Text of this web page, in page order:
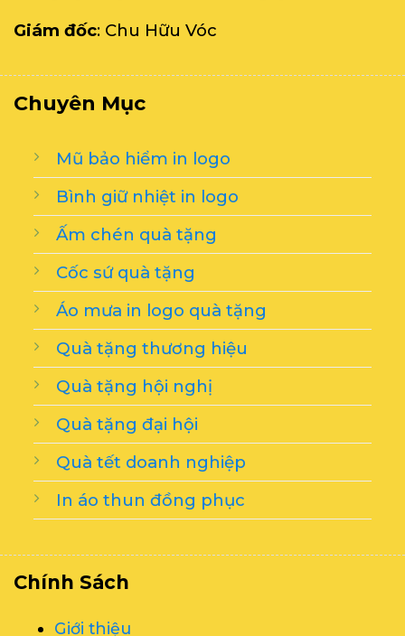
Giám đốc: Chu Hữu Vóc
Chuyên Mục
Mũ bảo hiểm in logo
Bình giữ nhiệt in logo
Ấm chén quà tặng
Cốc sứ quà tặng
Áo mưa in logo quà tặng
Quà tặng thương hiệu
Quà tặng hội nghị
Quà tặng đại hội
Quà tết doanh nghiệp
In áo thun đồng phục
Chính Sách
Giới thiệu